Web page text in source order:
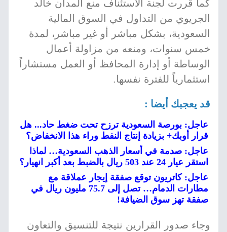
كما قررت لجنة الاستئناف منع المدان خالد
الجريوي من التداول في السوق المالية
السعودية، بشكل مباشر أو غير مباشر، لمدة
خمس سنوات، ومنعه من مزاولة أعمال
الوساطة أو إدارة المحافظ أو العمل مستشاراً
استثمارياً للفترة نفسها.
قد يعجبك أيضا :
عاجل: بورصة السعودية ترزح تحت ضغط حاد... هل
قرار أوبك+ بزيادة إنتاج النفط وراء هذا الانخفاض؟
عاجل: صدمة في أسعار الذهب السعودية… لماذا
استقر عيار 24 عند 503 ريال بالضبط بعد أكبر انهيار؟
عاجل: كاتريون توقع صفقة إيجار عملاقة مع
مطارات الدمام… تصل إلى 75.7 مليون ريال في
صفقة تهز سوق الضيافة!
وجاء صدور القرارين نتيجة للتنسيق والتعاون